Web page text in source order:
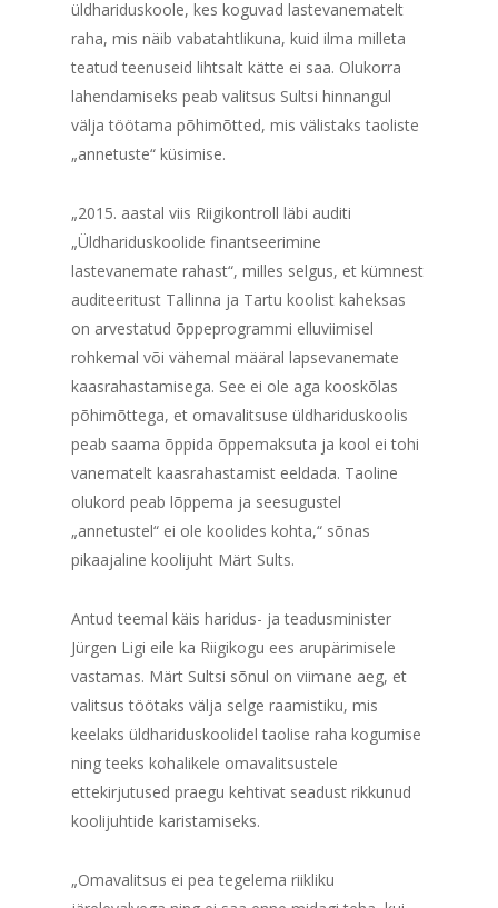
üldhariduskoole, kes koguvad lastevanematelt
raha, mis näib vabatahtlikuna, kuid ilma milleta
teatud teenuseid lihtsalt kätte ei saa. Olukorra
lahendamiseks peab valitsus Sultsi hinnangul
välja töötama põhimõtted, mis välistaks taoliste
„annetuste“ küsimise.
„2015. aastal viis Riigikontroll läbi auditi
„Üldhariduskoolide finantseerimine
lastevanemate rahast“, milles selgus, et kümnest
auditeeritust Tallinna ja Tartu koolist kaheksas
on arvestatud õppeprogrammi elluviimisel
rohkemal või vähemal määral lapsevanemate
kaasrahastamisega. See ei ole aga kooskõlas
põhimõttega, et omavalitsuse üldhariduskoolis
peab saama õppida õppemaksuta ja kool ei tohi
vanematelt kaasrahastamist eeldada. Taoline
olukord peab lõppema ja seesugustel
„annetustel“ ei ole koolides kohta,“ sõnas
pikaajaline koolijuht Märt Sults.
Antud teemal käis haridus- ja teadusminister
Jürgen Ligi eile ka Riigikogu ees arupärimisele
vastamas. Märt Sultsi sõnul on viimane aeg, et
valitsus töötaks välja selge raamistiku, mis
keelaks üldhariduskoolidel taolise raha kogumise
ning teeks kohalikele omavalitsustele
ettekirjutused praegu kehtivat seadust rikkunud
koolijuhtide karistamiseks.
„Omavalitsus ei pea tegelema riikliku